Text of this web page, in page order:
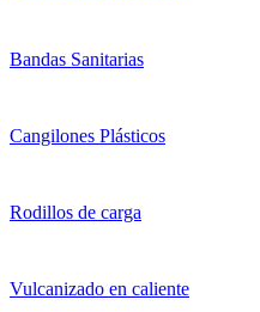
Bandas Sanitarias
Cangilones Plásticos
Rodillos de carga
Vulcanizado en caliente